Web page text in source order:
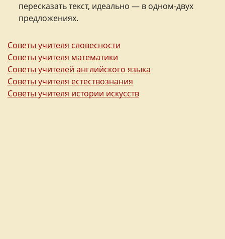
пересказать текст, идеально — в одном-двух
предложениях.
Советы учителя словесности
Советы учителя математики
Советы учителей английского языка
Советы учителя естествознания
Советы учителя истории искусств